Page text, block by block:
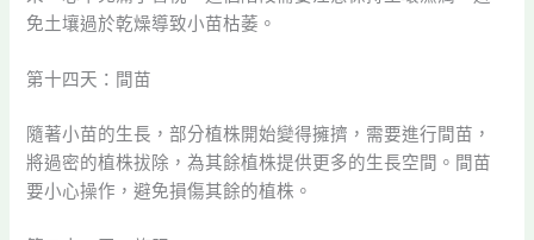
免土壤過於乾燥導致小苗枯萎。
第十四天：間苗
隨著小苗的生長，部分植株開始變得擁擠，需要進行間苗，
將過密的植株拔除，為其餘植株提供更多的生長空間。間苗
要小心操作，避免損傷其餘的植株。